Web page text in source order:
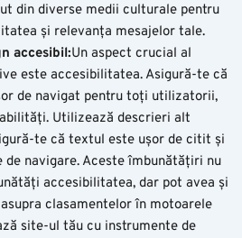
din diverse medii culturale pentru
și relevanța mesajelor tale.
accesibil:Un aspect crucial al
este accesibilitatea. Asigură-te că
de navigat pentru toți utilizatorii,
Utilizează descrieri alt
te că textul este ușor de citit și
navigare. Aceste îmbunătățiri nu
accesibilitatea, dar pot avea și
clasamentelor în motoarele
site-ul tău cu instrumente de